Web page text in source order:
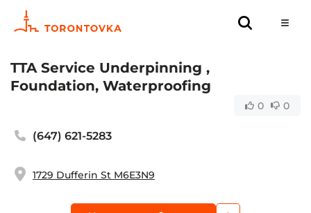
TTA Service Underpinning ,
Foundation, Waterproofing
0 0
(647) 621-5283
1729 Dufferin St M6E3N9